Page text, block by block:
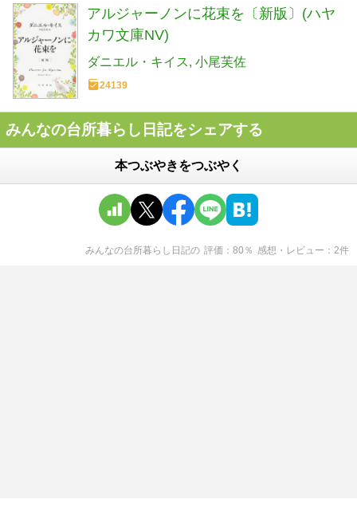
アルジャーノンに花束を〔新版〕(ハヤ
カワ文庫NV)
ダニエル・キイス 小尾芙佐
24139
みんなの台所暮らし日記をシェアする
本つぶやきをつぶやく
みんなの台所暮らし日記の 評価 80 ％ 感想・レビュー 2件